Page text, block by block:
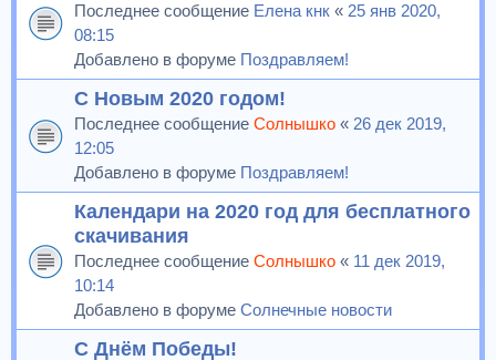
Последнее сообщение Елена кнк « 25 янв 2020,
08:15
Добавлено в форуме Поздравляем!
С Новым 2020 годом!
Последнее сообщение Солнышко « 26 дек 2019,
12:05
Добавлено в форуме Поздравляем!
Календари на 2020 год для бесплатного
скачивания
Последнее сообщение Солнышко « 11 дек 2019,
10:14
Добавлено в форуме Солнечные новости
С Днём Победы!